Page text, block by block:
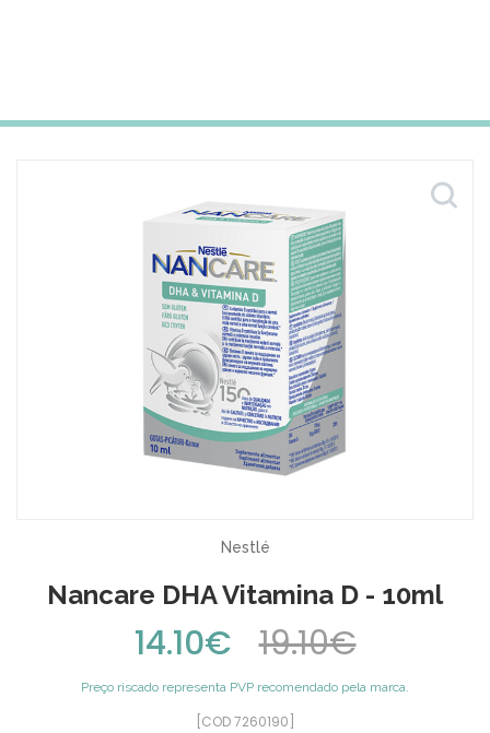
Nestlé
Nancare DHA Vitamina D - 10ml
14.10€ 19.10€
Preço riscado representa PVP recomendado pela marca.
[COD 7260190]